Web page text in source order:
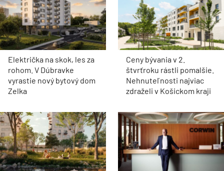
Električka na skok, les za
rohom. V Dúbravke
vyrastie nový bytový dom
Zelka
Ceny bývania v 2.
štvrťroku rástli pomalšie.
Nehnuteľnosti najviac
zdraželi v Košickom kraji